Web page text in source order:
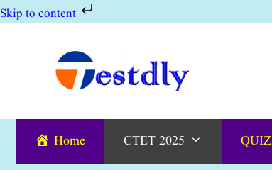
Skip to content
Home CTET 2025 QUIZ